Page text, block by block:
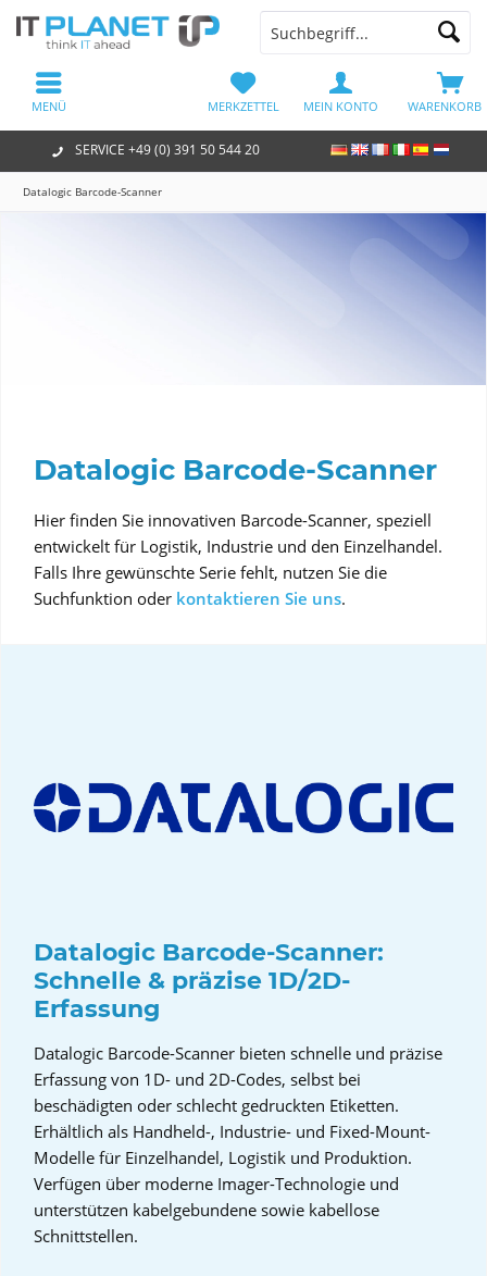
SERVICE +49 (0) 391 50 544 20
WARENKORB
MERKZETTEL MEIN KONTO
MENÜ
Datalogic Barcode-Scanner
Datalogic Barcode-Scanner
Hier finden Sie innovativen Barcode-Scanner, speziell
entwickelt für Logistik, Industrie und den Einzelhandel.
Falls Ihre gewünschte Serie fehlt, nutzen Sie die
Suchfunktion oder kontaktieren Sie uns.
Datalogic Barcode-Scanner:
Schnelle & präzise 1D/2D-
Erfassung
Datalogic Barcode-Scanner bieten schnelle und präzise
Erfassung von 1D- und 2D-Codes, selbst bei
beschädigten oder schlecht gedruckten Etiketten.
Erhältlich als Handheld-, Industrie- und Fixed-Mount-
Modelle für Einzelhandel, Logistik und Produktion.
Verfügen über moderne Imager-Technologie und
unterstützen kabelgebundene sowie kabellose
Schnittstellen.